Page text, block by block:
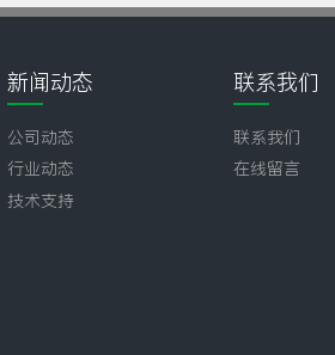
新闻动态
公司动态
行业动态
技术支持
联系我们
联系我们
在线留言